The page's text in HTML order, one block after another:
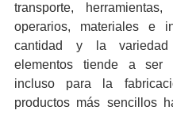
transporte, herramientas,
operarios, materiales e
cantidad y la
elementos tiende a ser
incluso para la
productos más sencillos